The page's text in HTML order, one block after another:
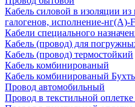
Кабель силовой в изоляции
галогенов, исполнение-нг(А)-
Кабели специального
Кабель (провод) для
Кабель (провод) термостойкий
Кабель комбинированый
Кабель комбинированый
Провод автомобильный
Провод в текстильной оплетке